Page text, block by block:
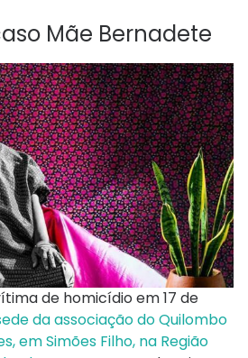
Mãe Bernadete
de homicídio em 17 de
da associação do Quilombo
em Simões Filho, na Região